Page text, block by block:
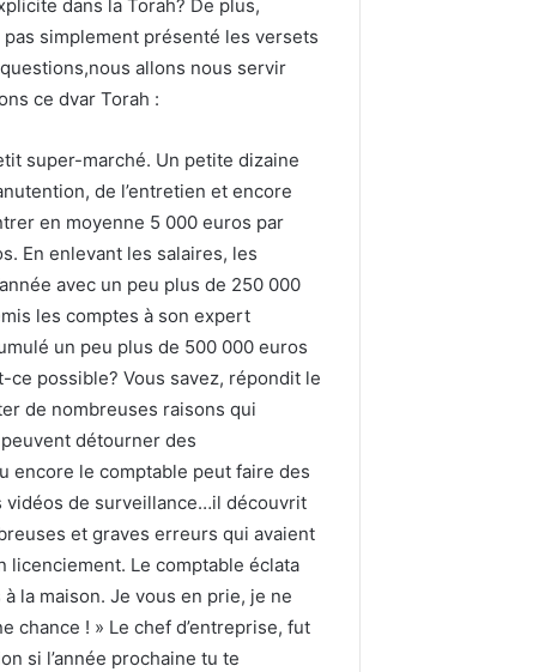
dans la Torah? De plus,
simplement présenté les versets
allons nous servir
ce dvar Torah :
super-marché. Un petite dizaine
de l’entretien et encore
en moyenne 5 000 euros par
En enlevant les salaires, les
avec un peu plus de 250 000
les comptes à son expert
un peu plus de 500 000 euros
ce possible? Vous savez, répondit le
de nombreuses raisons qui
détourner des
encore le comptable peut faire des
vidéos de surveillance…il découvrit
et graves erreurs qui avaient
licenciement. Le comptable éclata
la maison. Je vous en prie, je ne
chance ! » Le chef d’entreprise, fut
si l’année prochaine tu te